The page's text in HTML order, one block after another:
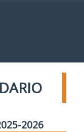
2026